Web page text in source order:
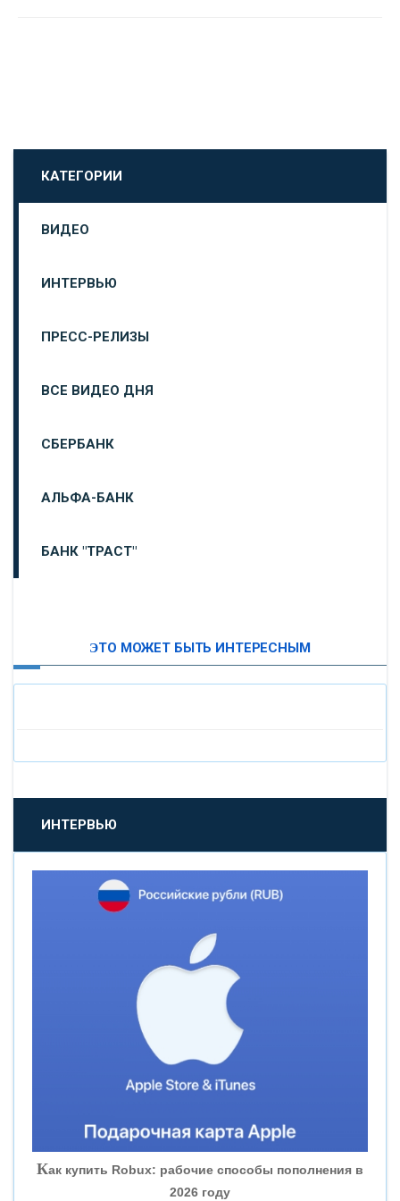
КАТЕГОРИИ
ВИДЕО
ИНТЕРВЬЮ
ПРЕСС-РЕЛИЗЫ
ВСЕ ВИДЕО ДНЯ
СБЕРБАНК
АЛЬФА-БАНК
БАНК "ТРАСТ"
«БАНК САНКТ-ПЕТЕРБУРГ»
«ПРОМСВЯЗЬБАНК»
«НОВИКОМБАНК»
«ВНЕШПРОМБАНК»
«БАНК ГЛОБЭКС»
«СОВКОМБАНК»
ЭТО МОЖЕТ БЫТЬ ИНТЕРЕСНЫМ
ИНТЕРВЬЮ
Как купить Robux: рабочие способы пополнения в
2026 году